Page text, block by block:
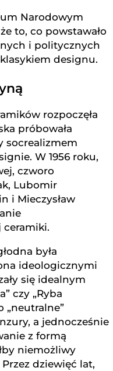
Narodowym
to, co powstawało
i politycznych
designu.
rozpoczęła
próbowała
socrealizmem
W 1956 roku,
czworo
Lubomir
i Mieczysław
była
ideologicznymi
się idealnym
czy „Ryba
„neutralne”
a jednocześnie
z formą
niemożliwy
dziewięć lat,